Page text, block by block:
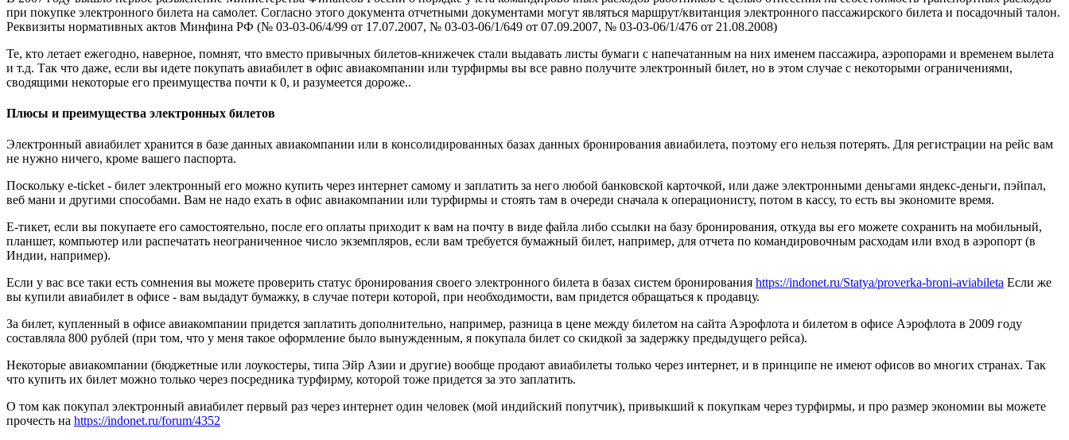
при покупке электронного билета на самолет. Согласно этого документа отчетными документами могут являться маршрут/квитанция электронного пассажирского билета и посадочный талон.
Реквизиты нормативных актов Минфина РФ (№ 03-03-06/4/99 от 17.07.2007, № 03-03-06/1/649 от 07.09.2007, № 03-03-06/1/476 от 21.08.2008)
Те, кто летает ежегодно, наверное, помнят, что вместо привычных билетов-книжечек стали выдавать листы бумаги с напечатанным на них именем пассажира, аэропорами и временем вылета
и т.д. Так что даже, если вы идете покупать авиабилет в офис авиакомпании или турфирмы вы все равно получите электронный билет, но в этом случае с некоторыми ограничениями,
сводящими некоторые его преимущества почти к 0, и разумеется дороже..
Плюсы и преимущества электронных билетов
Электронный авиабилет хранится в базе данных авиакомпании или в консолидированных базах данных бронирования авиабилета, поэтому его нельзя потерять. Для регистрации на рейс вам
не нужно ничего, кроме вашего паспорта.
Поскольку e-ticket - билет электронный его можно купить через интернет самому и заплатить за него любой банковской карточкой, или даже электронными деньгами яндекс-деньги, пэйпал,
веб мани и другими способами. Вам не надо ехать в офис авиакомпании или турфирмы и стоять там в очереди сначала к операционисту, потом в кассу, то есть вы экономите время.
Е-тикет, если вы покупаете его самостоятельно, после его оплаты приходит к вам на почту в виде файла либо ссылки на базу бронирования, откуда вы его можете сохранить на мобильный,
планшет, компьютер или распечатать неограниченное число экземпляров, если вам требуется бумажный билет, например, для отчета по командировочным расходам или вход в аэропорт (в
Индии, например).
Если у вас все таки есть сомнения вы можете проверить статус бронирования своего электронного билета в базах систем бронирования https://indonet.ru/Statya/proverka-broni-aviabileta Если же
вы купили авиабилет в офисе - вам выдадут бумажку, в случае потери которой, при необходимости, вам придется обращаться к продавцу.
За билет, купленный в офисе авиакомпании придется заплатить дополнительно, например, разница в цене между билетом на сайта Аэрофлота и билетом в офисе Аэрофлота в 2009 году
составляла 800 рублей (при том, что у меня такое оформление было вынужденным, я покупала билет со скидкой за задержку предыдущего рейса).
Некоторые авиакомпании (бюджетные или лоукостеры, типа Эйр Азии и другие) вообще продают авиабилеты только через интернет, и в принципе не имеют офисов во многих странах. Так
что купить их билет можно только через посредника турфирму, которой тоже придется за это заплатить.
О том как покупал электронный авиабилет первый раз через интернет один человек (мой индийский попутчик), привыкший к покупкам через турфирмы, и про размер экономии вы можете
прочесть на https://indonet.ru/forum/4352